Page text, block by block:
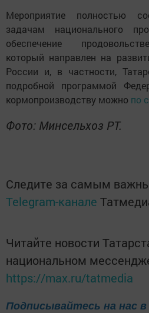
Мероприятие полностью
задачам национального
обеспечение
который направлен на
России и, в частности,
подробной программой
кормопроизводству можно по
Фото: Минсельхоз РТ.
Следите за самым
Telegram-канале
Читайте новости
национальном
https://max.ru/tatmedia
Подписывайтесь на нас